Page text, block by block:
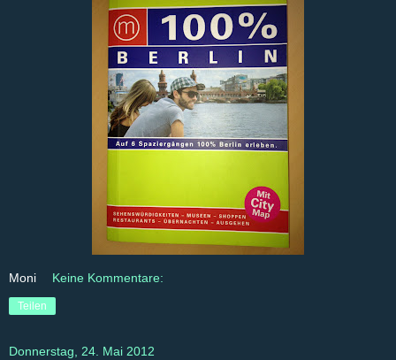
Moni Keine Kommentare:
Teilen
Donnerstag, 24. Mai 2012